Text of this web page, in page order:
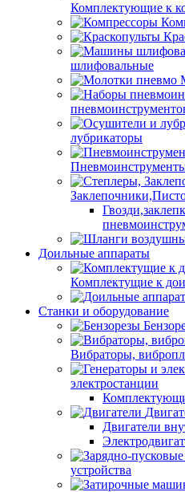
Комплектующие к
шлифовальные
лубрикаторы
Доильные аппараты
Комплектущие к
Станки и оборудование
Вибраторы,
электростанции
Двигатели
устройства